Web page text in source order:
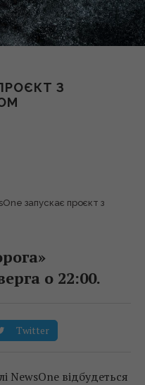
З
запускає проєкт з
о 22:00.
Twitter
NewsOne відбудеться